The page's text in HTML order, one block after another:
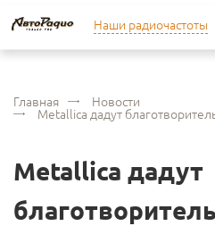
Наши радиочастоты
Главная Новости
Metallica дадут
Metallica дадут